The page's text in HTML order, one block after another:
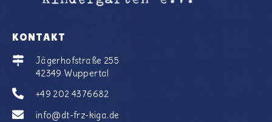
KONTAKT
Jägerhofstraße 255
42349 Wuppertal
+49 202 4376682
info@dt-frz-kiga.de